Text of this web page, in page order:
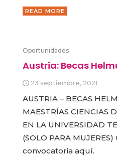
READ MORE
Oportunidades
Austria: Becas
23 septiembre, 2021
AUSTRIA – BECAS
MAESTRÍAS CIENCIAS
EN LA UNIVERSIDAD
(SOLO PARA
convocatoria aquí.